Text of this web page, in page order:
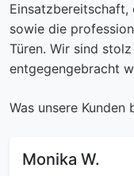
Einsatzbereitschaft,
sowie die
Türen. Wir sind
entgegengebracht
Was unsere Kunden
Monika W.